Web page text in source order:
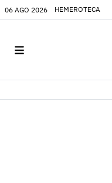
06 AGO 2026 HEMEROTECA